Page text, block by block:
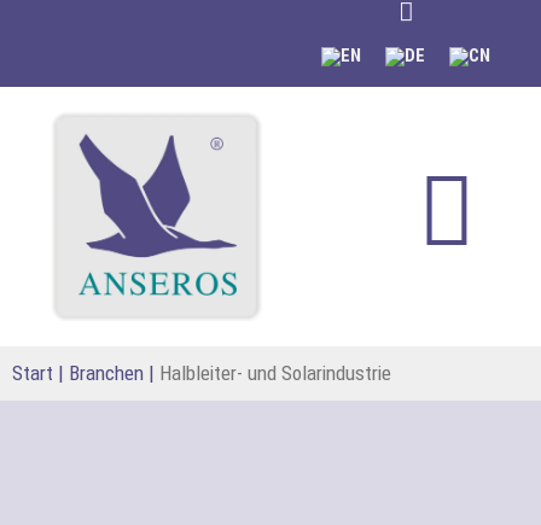
Start | Branchen | Halbleiter- und Solarindustrie